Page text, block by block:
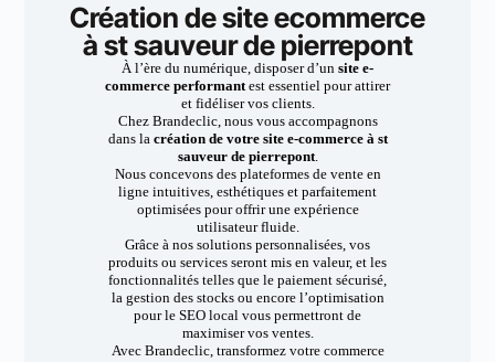
Création de site ecommerce
à st sauveur de pierrepont
À l’ère du numérique, disposer d’un site e-
commerce performantest essentiel pour attirer
et fidéliser vos clients.
Chez Brandeclic, nous vous accompagnons
dans la création de votre site e-commerce à st
sauveur de pierrepont.
Nous concevons des plateformes de vente en
ligne intuitives, esthétiques et parfaitement
optimisées pour offrir une expérience
utilisateur fluide.
Grâce à nos solutions personnalisées, vos
produits ou services seront mis en valeur, et les
fonctionnalités telles que le paiement sécurisé,
la gestion des stocks ou encore l’optimisation
pour le SEO local vous permettront de
maximiser vos ventes.
Avec Brandeclic, transformez votre commerce